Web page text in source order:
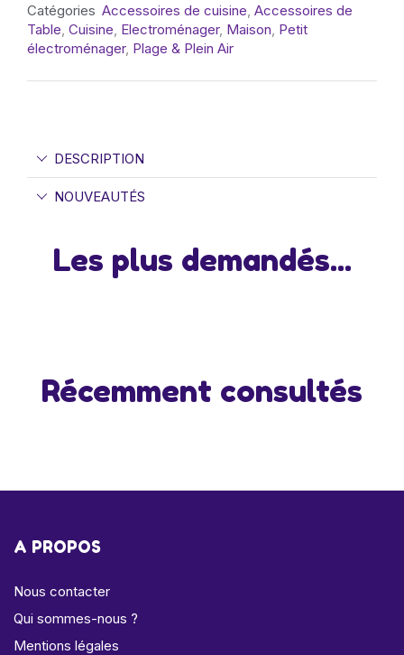
Catégories Accessoires de cuisine, Accessoires de
Table, Cuisine, Electroménager, Maison, Petit
électroménager, Plage & Plein Air
DESCRIPTION
NOUVEAUTÉS
Les plus demandés...
Récemment consultés
A PROPOS
Nous contacter
Qui sommes-nous ?
Mentions légales